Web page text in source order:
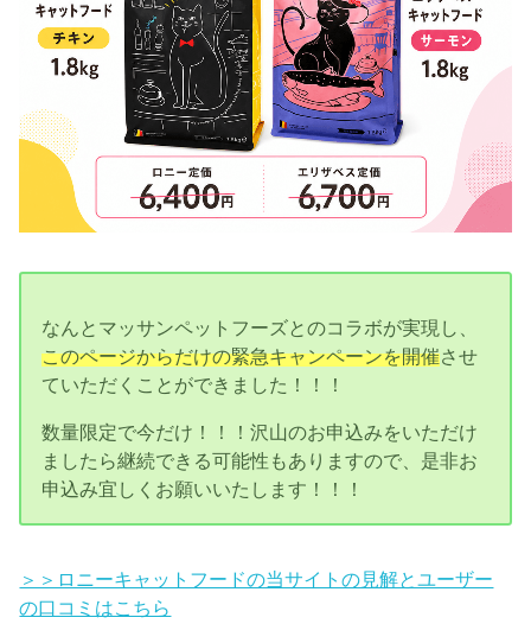
なんとマッサンペットフーズとのコラボが実現し、
このページからだけの緊急キャンペーンを開催させ
ていただくことができました！！！
数量限定で今だけ！！！沢山のお申込みをいただけ
ましたら継続できる可能性もありますので、是非お
申込み宜しくお願いいたします！！！
＞＞ロニーキャットフードの当サイトの見解とユーザー
の口コミはこちら